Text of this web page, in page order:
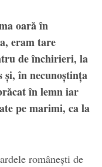
oară în
eram tare
de închirieri, la
și, în necunoștința
în lemn iar
pe marimi, ca la
românești de